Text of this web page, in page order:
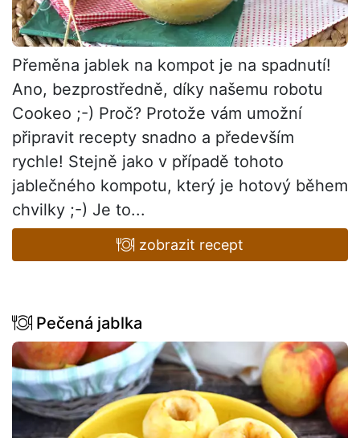
Přeměna jablek na kompot je na spadnutí!
Ano, bezprostředně, díky našemu robotu
Cookeo ;-) Proč? Protože vám umožní
připravit recepty snadno a především
rychle! Stejně jako v případě tohoto
jablečného kompotu, který je hotový během
chvilky ;-) Je to...
zobrazit recept
Pečená jablka